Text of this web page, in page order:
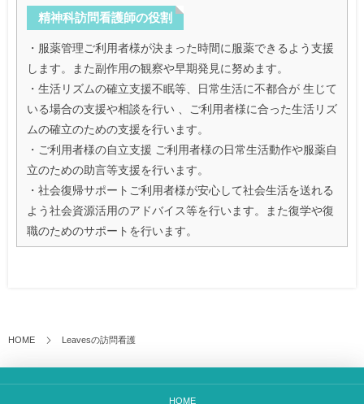
精神科訪問看護師の役割
・服薬管理ご利用者様が決まった時間に服薬できるよう支援
します。また副作用の観察や早期発見に努めます。
・生活リズムの確立支援不眠等、日常生活に不都合が 生じて
いる場合の支援や相談を行い 、ご利用者様に合った生活リズ
ムの確立のための支援を行います。
・ご利用者様の自立支援 ご利用者様の日常生活動作や服薬自
立のための助言等支援を行います。
・社会復帰サポートご利用者様が安心して社会生活を送れる
よう社会資源活用のアドバイス等を行います。また復学や復
職のためのサポートを行います。
HOME Leavesの訪問看護
HOME